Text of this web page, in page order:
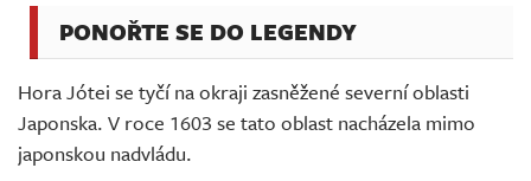
PONOŘTE SE DO LEGENDY
Hora Jótei se tyčí na okraji zasněžené severní oblasti
Japonska. V roce 1603 se tato oblast nacházela mimo
japonskou nadvládu.